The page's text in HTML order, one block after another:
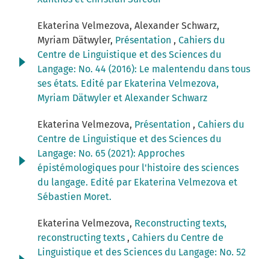
Ekaterina Velmezova, Alexander Schwarz,
Myriam Dätwyler, Présentation , Cahiers du
Centre de Linguistique et des Sciences du
Langage: No. 44 (2016): Le malentendu dans tous
ses états. Edité par Ekaterina Velmezova,
Myriam Dätwyler et Alexander Schwarz
Ekaterina Velmezova, Présentation , Cahiers du
Centre de Linguistique et des Sciences du
Langage: No. 65 (2021): Approches
épistémologiques pour l'histoire des sciences
du langage. Edité par Ekaterina Velmezova et
Sébastien Moret.
Ekaterina Velmezova, Reconstructing texts,
reconstructing texts , Cahiers du Centre de
Linguistique et des Sciences du Langage: No. 52